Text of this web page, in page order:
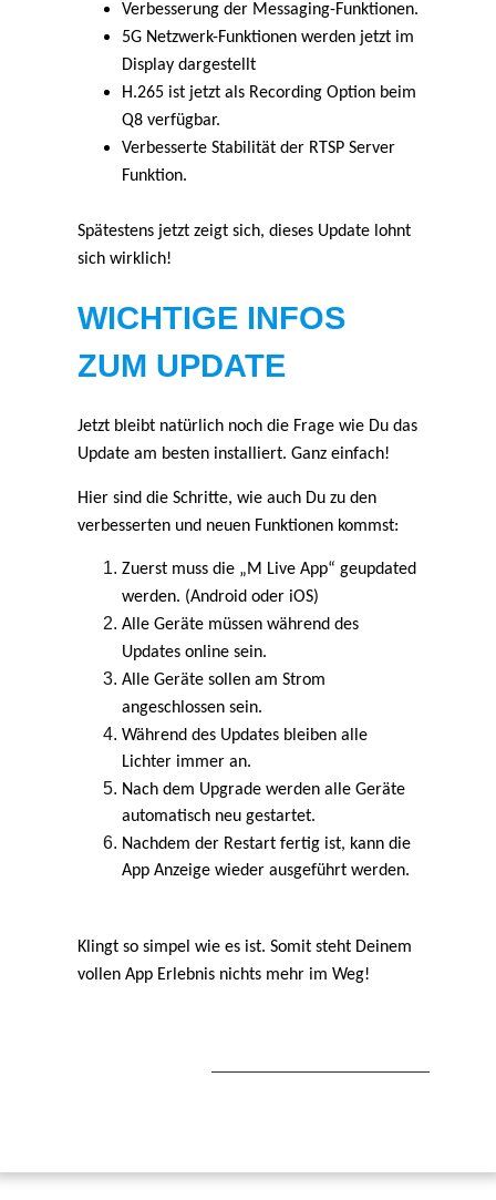
Verbesserung der Messaging-Funktionen.
5G Netzwerk-Funktionen werden jetzt im
Display dargestellt
H.265 ist jetzt als Recording Option beim
Q8 verfügbar.
Verbesserte Stabilität der RTSP Server
Funktion.
Spätestens jetzt zeigt sich, dieses Update lohnt
sich wirklich!
WICHTIGE INFOS
ZUM UPDATE
Jetzt bleibt natürlich noch die Frage wie Du das
Update am besten installiert. Ganz einfach!
Hier sind die Schritte, wie auch Du zu den
verbesserten und neuen Funktionen kommst:
Zuerst muss die „M Live App“ geupdated
werden. (Android oder iOS)
Alle Geräte müssen während des
Updates online sein.
Alle Geräte sollen am Strom
angeschlossen sein.
Während des Updates bleiben alle
Lichter immer an.
Nach dem Upgrade werden alle Geräte
automatisch neu gestartet.
Nachdem der Restart fertig ist, kann die
App Anzeige wieder ausgeführt werden.
Klingt so simpel wie es ist. Somit steht Deinem
vollen App Erlebnis nichts mehr im Weg!